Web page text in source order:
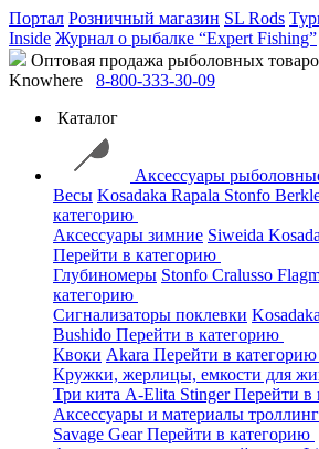
Портал Розничный магазин SL Rods
Inside Журнал о рыбалке “Expert Fishing”
Оптовая продажа рыболовных
Knowhere
8-800-333-30-09
Каталог
Аксессуары
Весы Kosadaka Rapala Stonfo
категорию
Аксессуары зимние Siweida
Перейти в категорию
Глубиномеры Stonfo Cralusso
категорию
Сигнализаторы поклевки Kosadaka
Bushido Перейти в категорию
Квоки Akara Перейти в категорию
Кружки, жерлицы, емкости для
Три кита A-Elita StingerПерейти в
Аксессуары и материалы
Savage GearПерейти в категорию